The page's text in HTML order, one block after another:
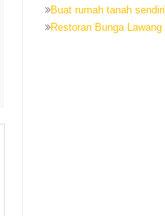
Buat rumah tanah sendiri
Restoran Bunga Lawang